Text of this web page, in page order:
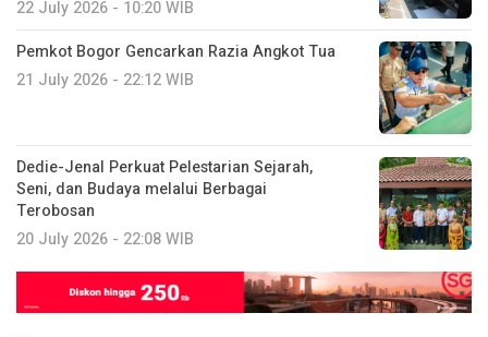
22 July 2026 - 10:20 WIB
Pemkot Bogor Gencarkan Razia Angkot Tua
21 July 2026 - 22:12 WIB
Dedie-Jenal Perkuat Pelestarian Sejarah,
Seni, dan Budaya melalui Berbagai
Terobosan
20 July 2026 - 22:08 WIB